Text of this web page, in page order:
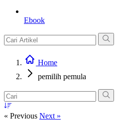
Ebook
Home
pemilih pemula
« Previous Next »